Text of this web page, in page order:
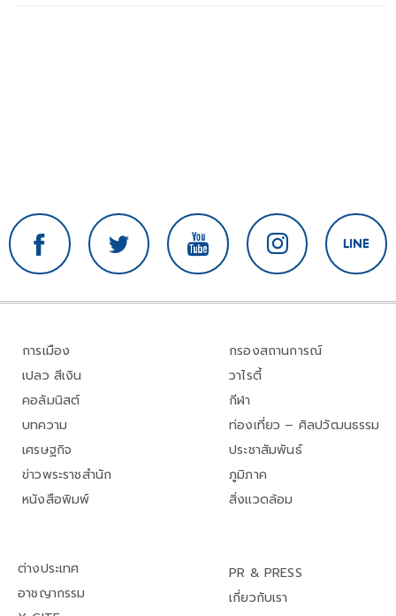
การเมือง
เปลว สีเงิน
คอลัมนิสต์
บทความ
เศรษฐกิจ
ข่าวพระราชสำนัก
หนังสือพิมพ์
กรองสถานการณ์
วาไรตี้
กีฬา
ท่องเที่ยว – ศิลปวัฒนธรรม
ประชาสัมพันธ์
ภูมิภาค
สิ่งแวดล้อม
ต่างประเทศ
อาชญากรรม
PR & PRESS
เกี่ยวกับเรา